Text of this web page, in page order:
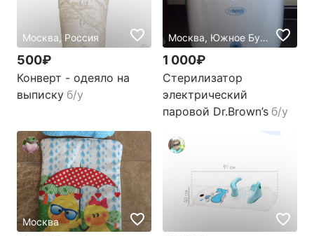
Москва, Россия
500₽
Конверт - одеяло на
выписку б/у
Москва, Южное Бутово, Россия
1 000₽
Стерилизатор
электрический
паровой Dr.Brown’s б/у
Москва